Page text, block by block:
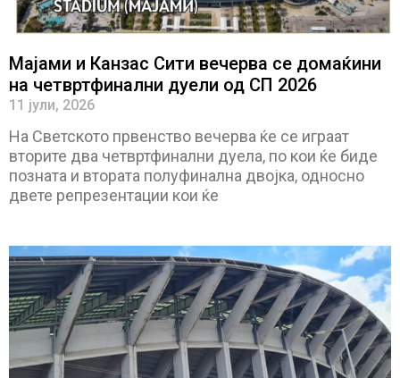
Мајами и Канзас Сити вечерва се домаќини
на четвртфинални дуели од СП 2026
11 јули, 2026
На Светското првенство вечерва ќе се играат
вторите два четвртфинални дуела, по кои ќе биде
позната и втората полуфинална двојка, односно
двете репрезентации кои ќе